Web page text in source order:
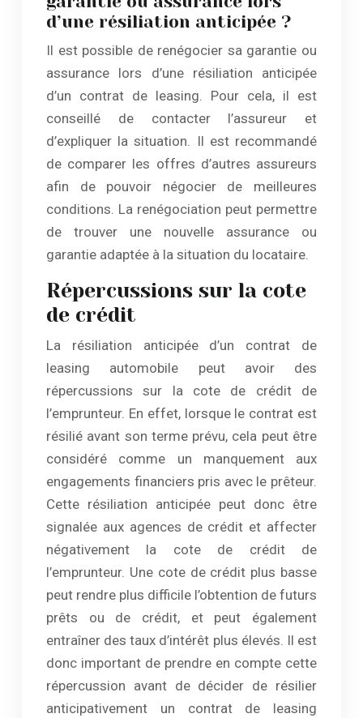
d’une résiliation anticipée ?
Il est possible de renégocier sa garantie ou
assurance lors d’une résiliation anticipée
d’un contrat de leasing. Pour cela, il est
conseillé de contacter l’assureur et
d’expliquer la situation. Il est recommandé
de comparer les offres d’autres assureurs
afin de pouvoir négocier de meilleures
conditions. La renégociation peut permettre
de trouver une nouvelle assurance ou
garantie adaptée à la situation du locataire.
Répercussions sur la cote
de crédit
La résiliation anticipée d’un contrat de
leasing automobile peut avoir des
répercussions sur la cote de crédit de
l’emprunteur. En effet, lorsque le contrat est
résilié avant son terme prévu, cela peut être
considéré comme un manquement aux
engagements financiers pris avec le prêteur.
Cette résiliation anticipée peut donc être
signalée aux agences de crédit et affecter
négativement la cote de crédit de
l’emprunteur. Une cote de crédit plus basse
peut rendre plus difficile l’obtention de futurs
prêts ou de crédit, et peut également
entraîner des taux d’intérêt plus élevés. Il est
donc important de prendre en compte cette
répercussion avant de décider de résilier
anticipativement un contrat de leasing